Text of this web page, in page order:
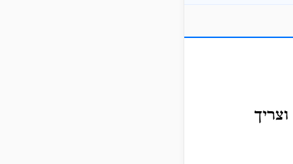
וצריך